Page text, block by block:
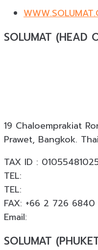
SOLUMAT (HEAD
19 Chaloemprakiat
Prawet, Bangkok.
TAX ID :
TEL:
TEL:
FAX: +66 2 726 6840
Email:
SOLUMAT